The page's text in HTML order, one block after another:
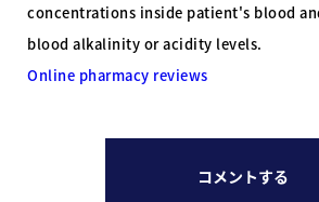
concentrations inside patient's blood
blood alkalinity or acidity levels.
Online pharmacy reviews
コメントする